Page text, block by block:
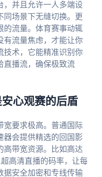
，并且允许一人多端设
同场景下无缝切换。更
的流量。体育赛事动辄
有流量焦虑，才能让你
技术，它能精准识别你
直播流，确保极致流
心观赛的后盾
宽要求极高。普通国际
器会提供精选的回国影
高带宽资源。比如高达
高清直播的码率，让每
据安全加密和专线传输